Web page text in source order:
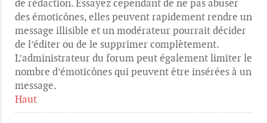
de rédaction. Essayez cependant de ne pas abuser
des émoticônes, elles peuvent rapidement rendre un
message illisible et un modérateur pourrait décider
de l’éditer ou de le supprimer complètement.
L’administrateur du forum peut également limiter le
nombre d’émoticônes qui peuvent être insérées à un
message.
Haut